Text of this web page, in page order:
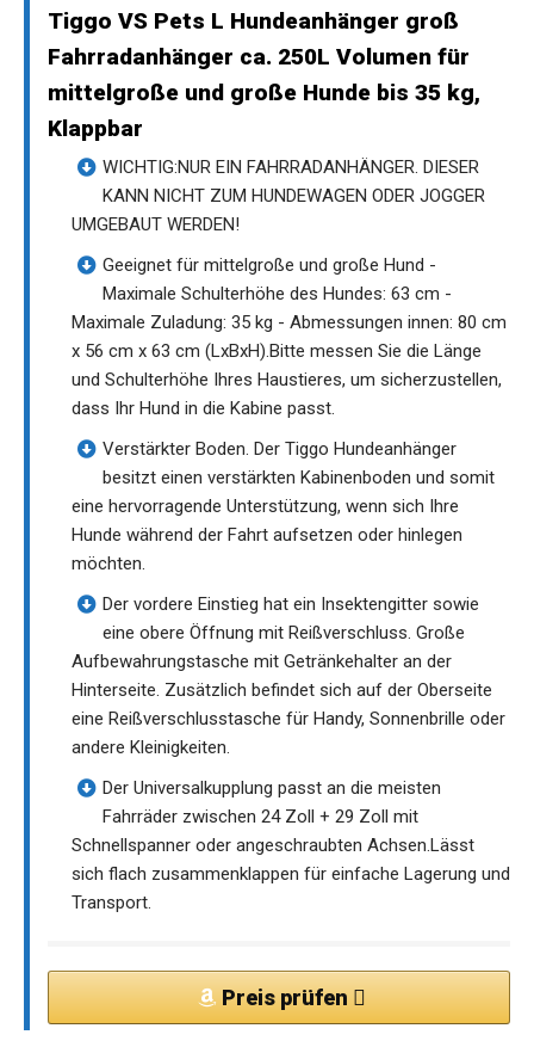
Tiggo VS Pets L Hundeanhänger groß
Fahrradanhänger ca. 250L Volumen für
mittelgroße und große Hunde bis 35 kg,
Klappbar
WICHTIG:NUR EIN FAHRRADANHÄNGER. DIESER
KANN NICHT ZUM HUNDEWAGEN ODER JOGGER
UMGEBAUT WERDEN!
Geeignet für mittelgroße und große Hund -
Maximale Schulterhöhe des Hundes: 63 cm -
Maximale Zuladung: 35 kg - Abmessungen innen: 80 cm
x 56 cm x 63 cm (LxBxH).Bitte messen Sie die Länge
und Schulterhöhe Ihres Haustieres, um sicherzustellen,
dass Ihr Hund in die Kabine passt.
Verstärkter Boden. Der Tiggo Hundeanhänger
besitzt einen verstärkten Kabinenboden und somit
eine hervorragende Unterstützung, wenn sich Ihre
Hunde während der Fahrt aufsetzen oder hinlegen
möchten.
Der vordere Einstieg hat ein Insektengitter sowie
eine obere Öffnung mit Reißverschluss. Große
Aufbewahrungstasche mit Getränkehalter an der
Hinterseite. Zusätzlich befindet sich auf der Oberseite
eine Reißverschlusstasche für Handy, Sonnenbrille oder
andere Kleinigkeiten.
Der Universalkupplung passt an die meisten
Fahrräder zwischen 24 Zoll + 29 Zoll mit
Schnellspanner oder angeschraubten Achsen.Lässt
sich flach zusammenklappen für einfache Lagerung und
Transport.
Preis prüfen